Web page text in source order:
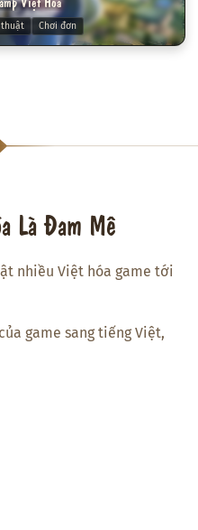
thuật Chơi đơn
Là Đam Mê
nhiều Việt hóa game tới
game sang tiếng Việt,